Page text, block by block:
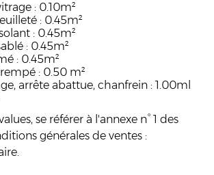
: 0.10m²
: 0.45m²
: 0.45m²
: 0.45m²
: 0.45m²
: 0.50 m²
arrête abattue, chanfrein : 1.00ml
se référer à l'annexe n° 1 des
générales de ventes :